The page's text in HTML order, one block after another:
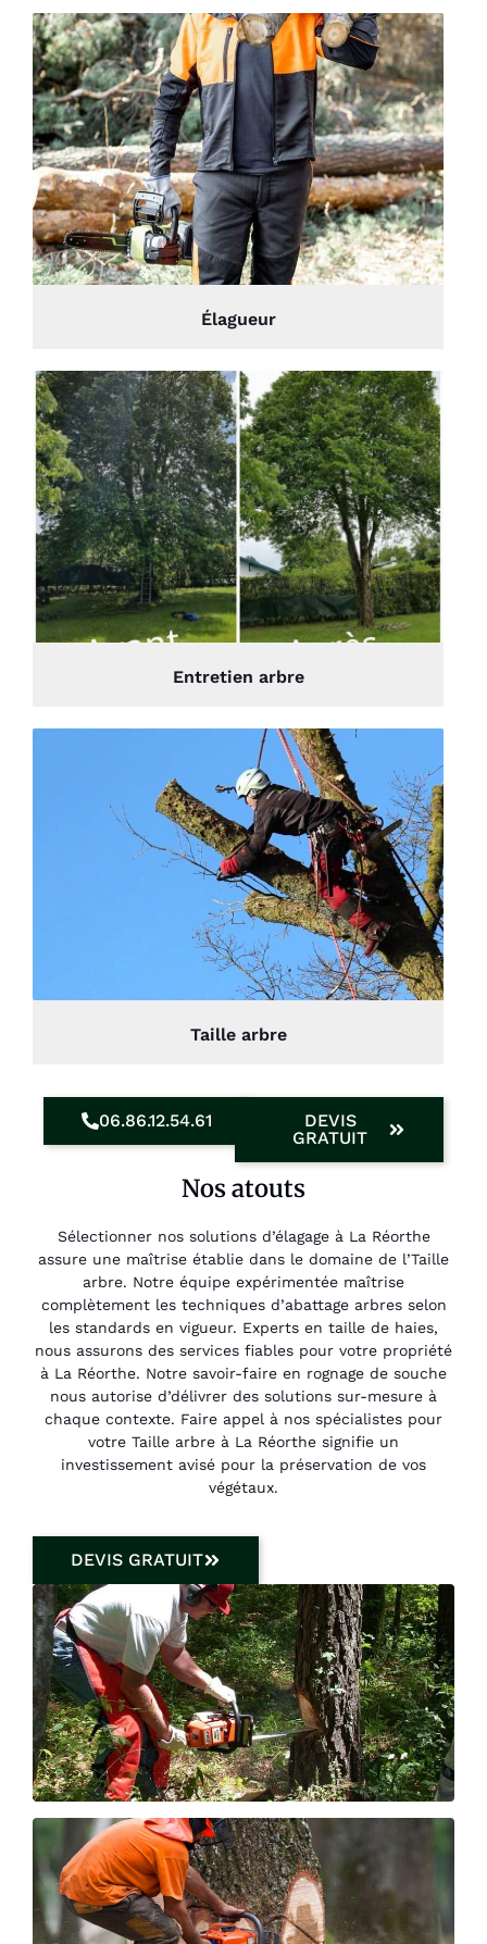
Élagueur
Entretien arbre
Taille arbre
06.86.12.54.61
DEVIS
GRATUIT
Nos atouts
Sélectionner nos solutions d’élagage à La Réorthe
assure une maîtrise établie dans le domaine de l’Taille
arbre. Notre équipe expérimentée maîtrise
complètement les techniques d’abattage arbres selon
les standards en vigueur. Experts en taille de haies,
nous assurons des services fiables pour votre propriété
à La Réorthe. Notre savoir-faire en rognage de souche
nous autorise d’délivrer des solutions sur-mesure à
chaque contexte. Faire appel à nos spécialistes pour
votre Taille arbre à La Réorthe signifie un
investissement avisé pour la préservation de vos
végétaux.
DEVIS GRATUIT